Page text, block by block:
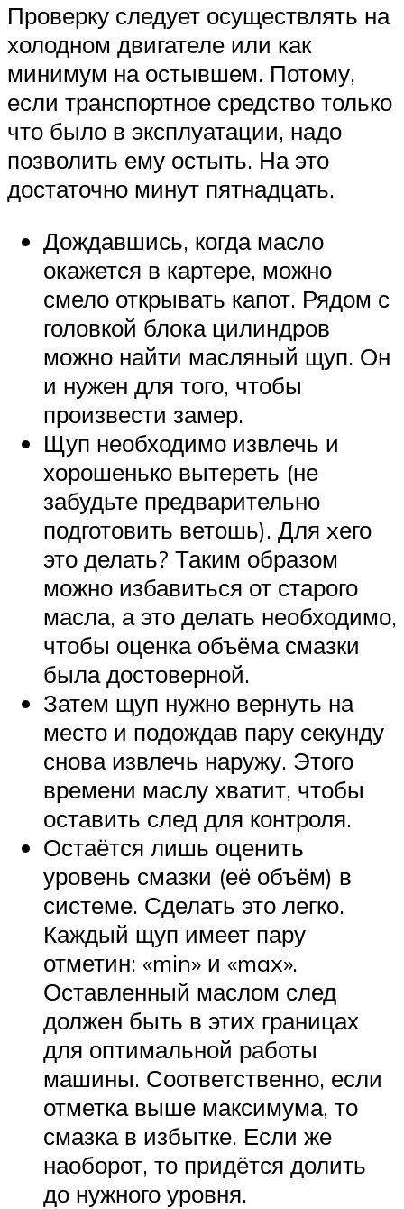
Проверку следует осуществлять на
холодном двигателе или как
минимум на остывшем. Потому,
если транспортное средство только
что было в эксплуатации, надо
позволить ему остыть. На это
достаточно минут пятнадцать.
Дождавшись, когда масло
окажется в картере, можно
смело открывать капот. Рядом с
головкой блока цилиндров
можно найти масляный щуп. Он
и нужен для того, чтобы
произвести замер.
Щуп необходимо извлечь и
хорошенько вытереть (не
забудьте предварительно
подготовить ветошь). Для xего
это делать? Таким образом
можно избавиться от старого
масла, а это делать необходимо,
чтобы оценка объёма смазки
была достоверной.
Затем щуп нужно вернуть на
место и подождав пару секунду
снова извлечь наружу. Этого
времени маслу хватит, чтобы
оставить след для контроля.
Остаётся лишь оценить
уровень смазки (её объём) в
системе. Сделать это легко.
Каждый щуп имеет пару
отметин: «min» и «max».
Оставленный маслом след
должен быть в этих границах
для оптимальной работы
машины. Соответственно, если
отметка выше максимума, то
смазка в избытке. Если же
наоборот, то придётся долить
до нужного уровня.